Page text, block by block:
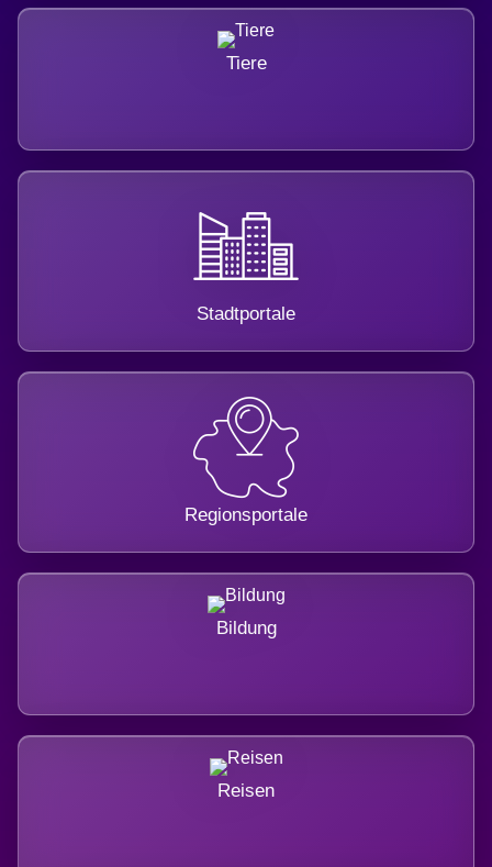
Tiere
Stadtportale
Regionsportale
Bildung
Reisen